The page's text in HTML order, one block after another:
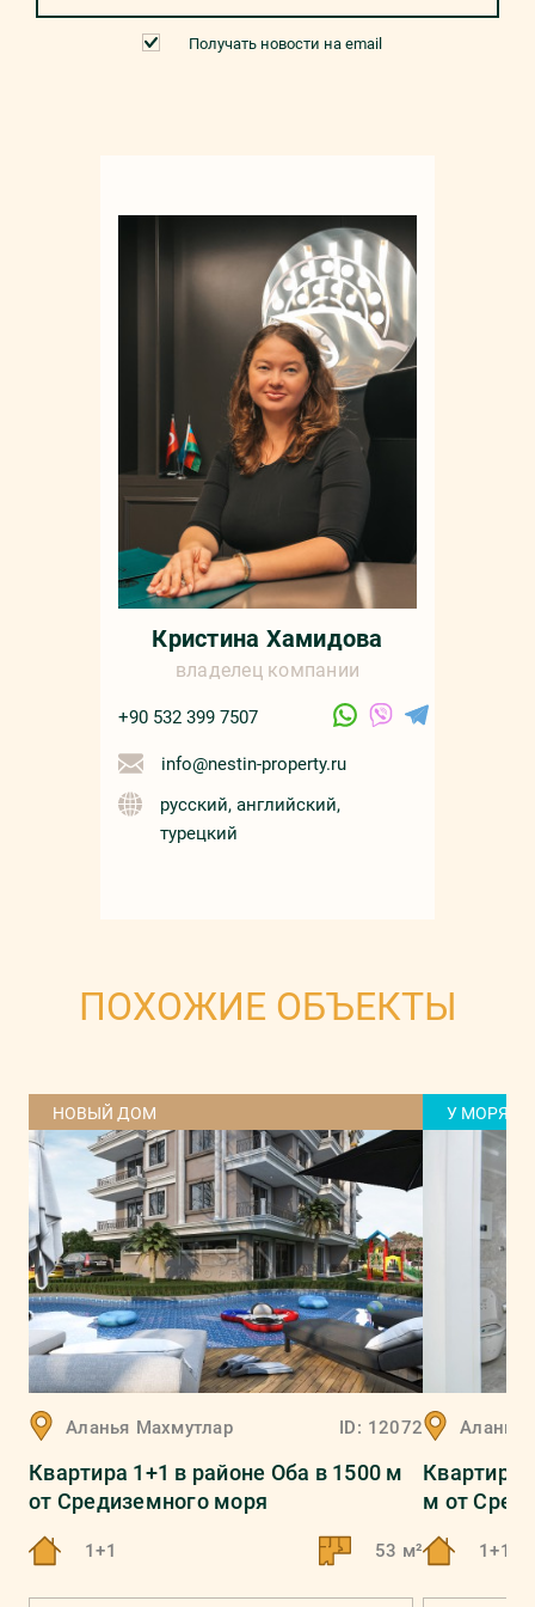
Получать новости на email
Кристина Хамидова
владелец компании
+90 532 399 7507
info@nestin-property.ru
русский, английский,
турецкий
ПОХОЖИЕ ОБЪЕКТЫ
НОВЫЙ ДОМ
Аланья Махмутлар ID: 12072
Квартира 1+1 в районе Оба в 1500 м
от Средиземного моря
1+1 53 м²
У МОРЯ
Аланья
Квартира
м от
1+1